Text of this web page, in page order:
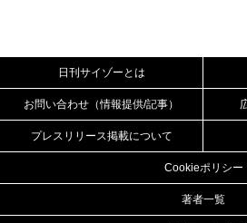
日刊サイゾーとは
お問い合わせ（情報提供/記事）
プレスリリース掲載について
Cookieポリシー
著者一覧